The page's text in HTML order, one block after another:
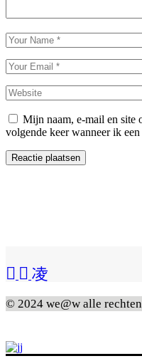
Mijn naam, e-mail en site
volgende keer wanneer ik een
Reactie plaatsen
© 2024 we@w alle